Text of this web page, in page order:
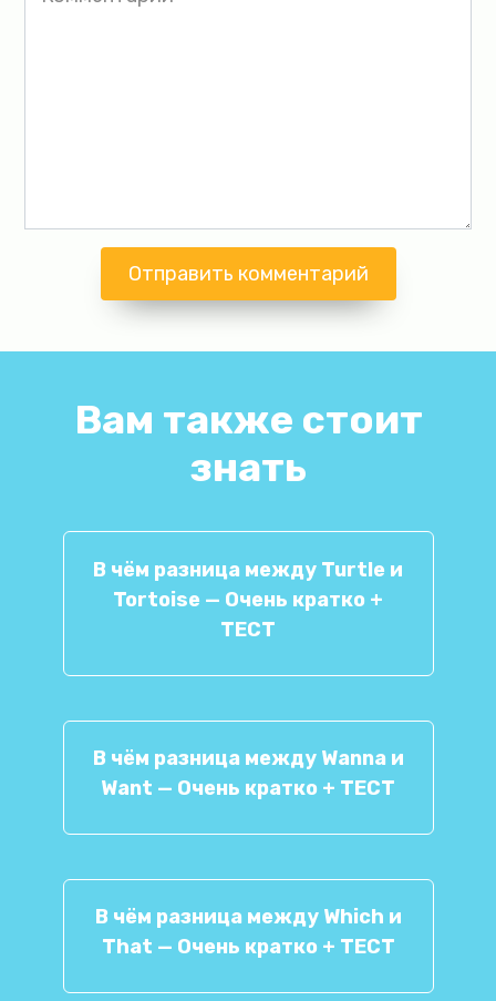
Вам также стоит
знать
В чём разница между Turtle и
Tortoise — Очень кратко +
ТЕСТ
В чём разница между Wanna и
Want — Очень кратко + ТЕСТ
В чём разница между Which и
That — Очень кратко + ТЕСТ